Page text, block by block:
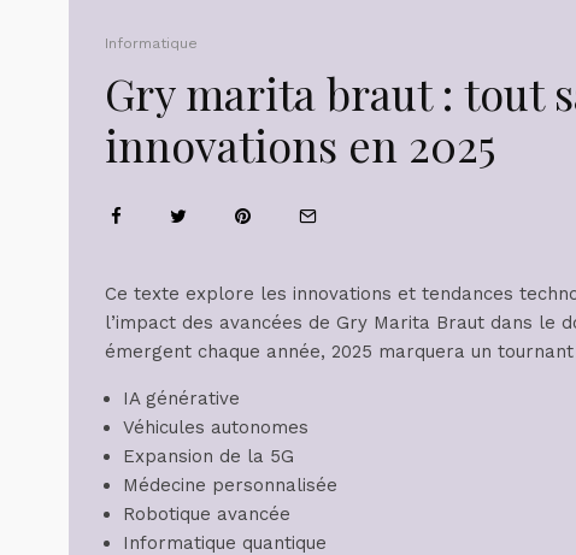
Informatique
Gry marita braut : tout
innovations en 2025
Ce texte explore les innovations et tendances
l’impact des avancées de Gry Marita Braut dans le
émergent chaque année, 2025 marquera un
IA générative
Véhicules autonomes
Expansion de la 5G
Médecine personnalisée
Robotique avancée
Informatique quantique